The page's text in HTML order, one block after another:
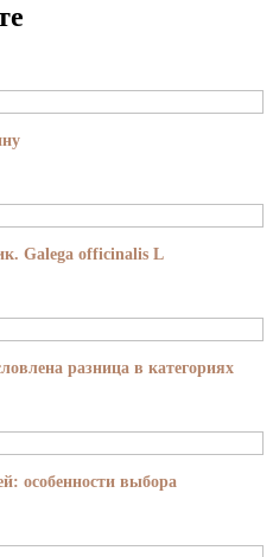
Galega officinalis L
разница в категориях
особенности выбора